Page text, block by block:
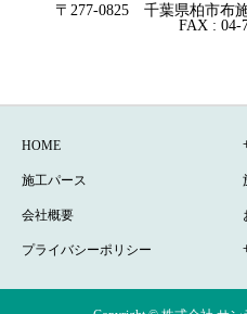
〒277-0825 千葉県柏市布
FAX : 04-
HOME
施工パース
会社概要
プライバシーポリシー